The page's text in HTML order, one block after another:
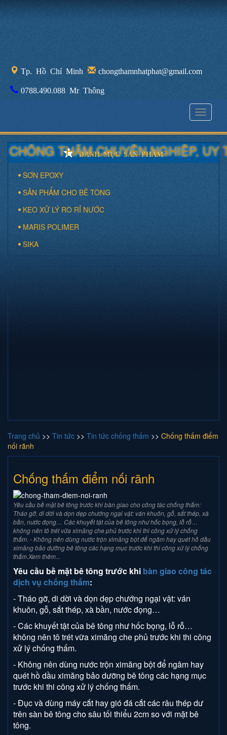
Tp. Hồ Chí Minh
chongthamnhatphat@gmail.com
0788.490.088 Mr Thông
Toggle
THẤM CHUYÊN NGHIỆP, UY
DANH MỤC SẢN PHẨM
SƠN EPOXY
SẢN PHẨM CHO BÊ TÔNG
KEO XỬ LÝ RÒ RỈ NƯỚC
MARIS POLIMER
SIKA
Trang chủ >> Tin tức >> Tin tức chống thấm >> Chống thấm điểm
nối rãnh
Chống thấm điểm nối rãnh
Yêu cầu bề mặt bê tông trước khi bàn giao cho công tác chống thấm:
Tháo gỡ, di dời và dọn dẹp chướng ngại vật: ván khuôn, gỗ, sắt thép, xà
bần, nước đọng… Các khuyết tật của bê tông như hốc bọng, lỗ rỗ…
không nên tô trét vữa ximăng che phủ trước khi thi công xử lý chống
thấm. - Không nên dùng nước trộn ximăng bột để ngâm hay quét hồ dầu
ximăng bảo dưỡng bê tông các hạng mục trước khi thi công xử lý chống
thấm.Xem thêm...
Yêu cầu bề mặt bê tông trước khi bàn giao công tác
dịch vụ chống thấm:
- Tháo gỡ, di dời và dọn dẹp chướng ngại vật: ván
khuôn, gỗ, sắt thép, xà bần, nước đọng…
- Các khuyết tật của bê tông như hốc bọng, lỗ rỗ…
không nên tô trét vữa ximăng che phủ trước khi thi công
xử lý chống thấm.
- Không nên dùng nước trộn ximăng bột để ngâm hay
quét hồ dầu ximăng bảo dưỡng bê tông các hạng mục
trước khi thi công xử lý chống thấm.
- Đục và dùng máy cắt hay gió đá cắt các râu thép dư
trên sàn bê tông cho sâu tối thiểu 2cm so với mặt bê
tông.